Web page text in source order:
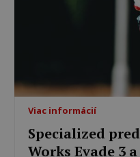
Viac informácií
Specialized
Works Evade 3